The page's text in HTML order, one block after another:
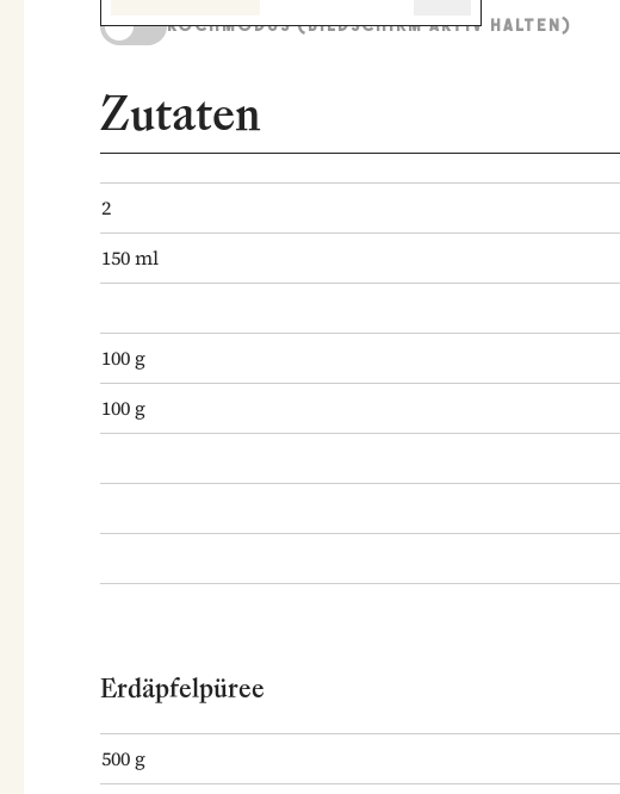
KOCHMODUS (BILDSCHIRM AKTIV HALTEN)
Zutaten
2
150ml
100 g
100 g
Erdäpfelpüree
500 g